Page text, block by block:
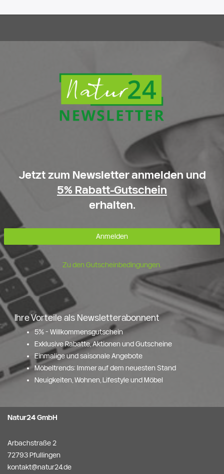
Jetzt zum Newsletter anmelden und
5% Rabatt-Gutschein
erhalten.
Anmelden
Zu den Gutscheinbedingungen.
Ihre Vorteile als Newsletterabonnent
5% - Willkommensgutschein
Exklusive Rabatte, Aktionen und Gutscheine
Einmalige und saisonale Angebote
Möbeltrends: Immer auf dem neuesten Stand
Neuigkeiten, Wohnen, Lifestyle und Möbel
Natur24 GmbH
Arbachstraße 2
72793 Pfullingen
kontakt@natur24.de